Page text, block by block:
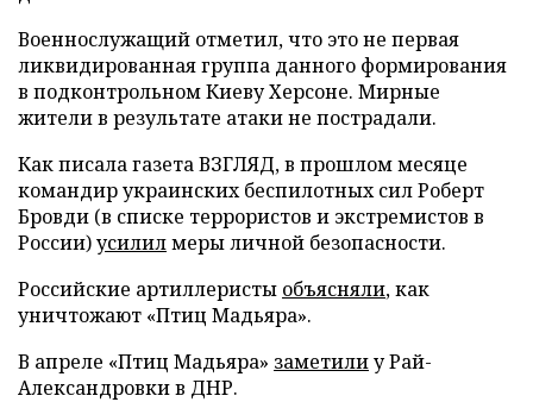
Военнослужащий отметил, что это не первая
ликвидированная группа данного формирования
в подконтрольном Киеву Херсоне. Мирные
жители в результате атаки не пострадали.
Как писала газета ВЗГЛЯД, в прошлом месяце
командир украинских беспилотных сил Роберт
Бровди (в списке террористов и экстремистов в
России)усилилмеры личной безопасности.
Российские артиллеристы объясняли, как
уничтожают «Птиц Мадьяра».
В апреле «Птиц Мадьяра» заметилиу Рай-
Александровки в ДНР.